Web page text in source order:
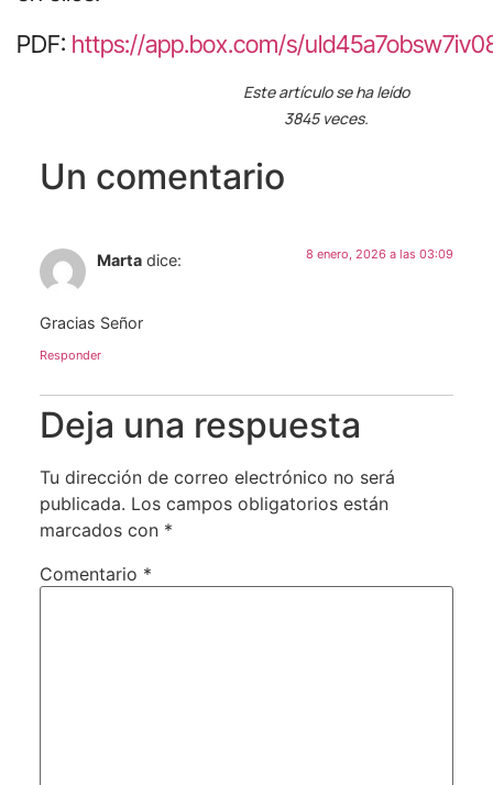
PDF: https://app.box.com/s/
Este artículo se ha leído
3845 veces.
Un comentario
Marta dice: 8 enero, 2026 a las 03:09
Gracias Señor
Responder
Deja una respuesta
Tu dirección de correo electrónico no será
publicada. Los campos obligatorios están
marcados con *
Comentario *